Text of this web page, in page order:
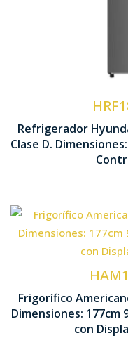
Refrigerador
Clase D.1850 x 600 x
Frigorífico
Dimensiones: 177cm
con
Tecnología
Motor
Control